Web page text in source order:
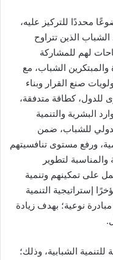
محددًا للتركيز عليه،
الذين تتراوح
إيجاد مساحات لهم للمشاركة
والمبتكرين الشباب، مع
صنع القرار وبناء
للدول، كطاقة متدفقة،
البشرية والتنمية
للشباب، ضمن
ورفع مستوى تنافسيتهم
لتطوير
على تمكينهم وتنمية
إستراتيجية التنمية
الشبابية، التي بدأت أعمالها من خلال 20 مبادرة نوعية؛ بهدف زيادة
الشبابية، وذلك؛